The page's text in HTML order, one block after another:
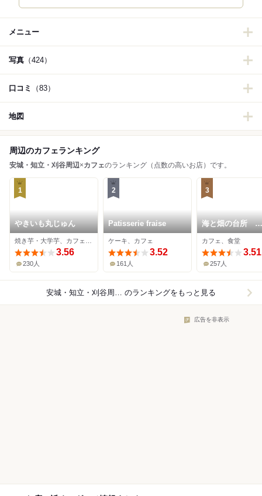
メニュー
写真 （424）
口コミ （83）
地図
周辺のカフェランキング
安城・知立・刈谷周辺×カフェのランキング（点数の高いお店）です。
1
やきいも丸じゅん
3.56
230人
2
Patisserie fraise
ケーキ、カフェ
3.52
161人
3
海と畑の台所
Cocopelli
カフェ、食堂
3.51
257人
安城・知立・刈谷周辺×カフェ のランキングをもっと見る
広告を非表示